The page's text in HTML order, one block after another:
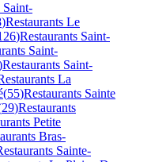
Saint-
)Restaurants Le
)Restaurants Saint-
Saint-
Restaurants Saint-
La
(55)Restaurants Sainte
29)Restaurants
Petite
Bras-
Sainte-